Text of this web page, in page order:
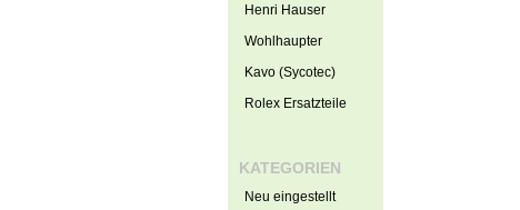
Henri Hauser
Wohlhaupter
Kavo (Sycotec)
Rolex Ersatzteile
KATEGORIEN
Neu eingestellt